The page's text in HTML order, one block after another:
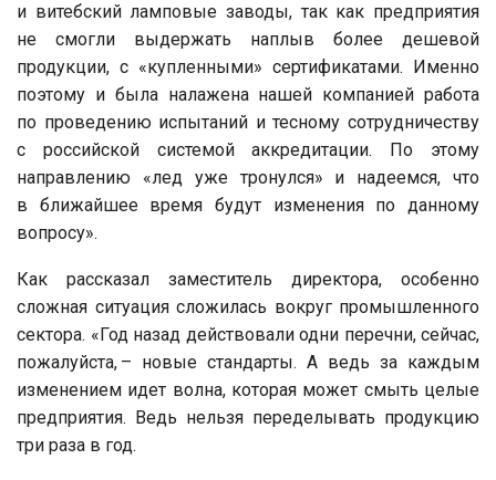
и витебский ламповые заводы, так как предприятия
не смогли выдержать наплыв более дешевой
продукции, с «купленными» сертификатами. Именно
поэтому и была налажена нашей компанией работа
по проведению испытаний и тесному сотрудничеству
с российской системой аккредитации. По этому
направлению «лед уже тронулся» и надеемся, что
в ближайшее время будут изменения по данному
вопросу».
Как рассказал заместитель директора, особенно
сложная ситуация сложилась вокруг промышленного
сектора. «Год ­назад действовали одни перечни, сейчас,
пожалуйста, – новые стандарты. А ведь за каждым
изменением идет волна, которая может смыть целые
предприятия. Ведь нельзя переделывать продукцию
три раза в год.